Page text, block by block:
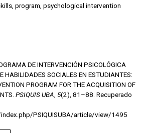
program, psychological intervention
DE INTERVENCIÓN PSICOLÓGICA
HABILIDADES SOCIALES EN ESTUDIANTES:
PROGRAM FOR THE ACQUISITION OF
PSIQUIS UBA 5(2), 81–88. Recuperado
PSIQUISUBA/article/view/1495